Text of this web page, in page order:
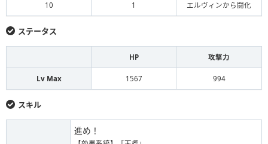
10 1 エルヴィンから闘化
ステータス
HP 攻撃力
Lv Max 1567 994
スキル
進め！